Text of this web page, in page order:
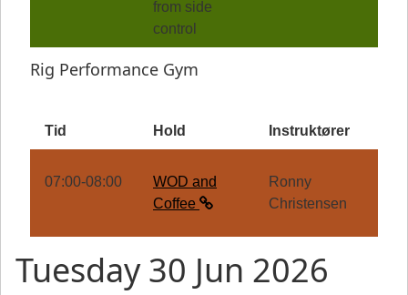
from side
control
Rig Performance Gym
Tid Hold Instruktører
07:00-08:00
WOD and
Coffee
Ronny
Christensen
Tuesday 30 Jun 2026